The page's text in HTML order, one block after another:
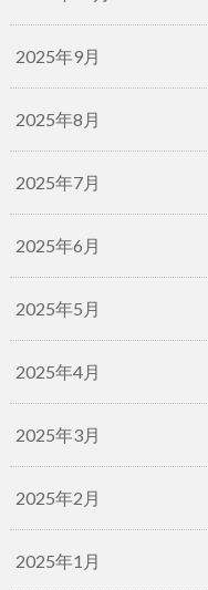
2025年9月
2025年8月
2025年7月
2025年6月
2025年5月
2025年4月
2025年3月
2025年2月
2025年1月